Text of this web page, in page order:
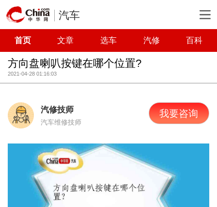
汽车
首页 文章 选车 汽修 百科
方向盘喇叭按键在哪个位置?
2021-04-28 01:16:03
汽修技师
汽车维修技师
我要咨询